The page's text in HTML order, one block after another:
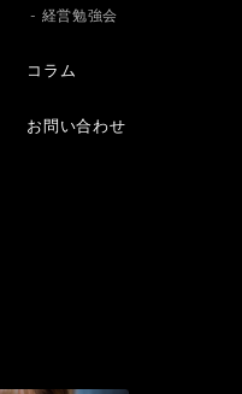
- 経営勉強会
コラム
お問い合わせ